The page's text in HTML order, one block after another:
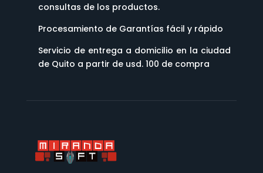
consultas de los productos.
Procesamiento de Garantías fácil y rápido
Servicio de entrega a domicilio en la ciudad
de Quito a partir de usd. 100 de compra